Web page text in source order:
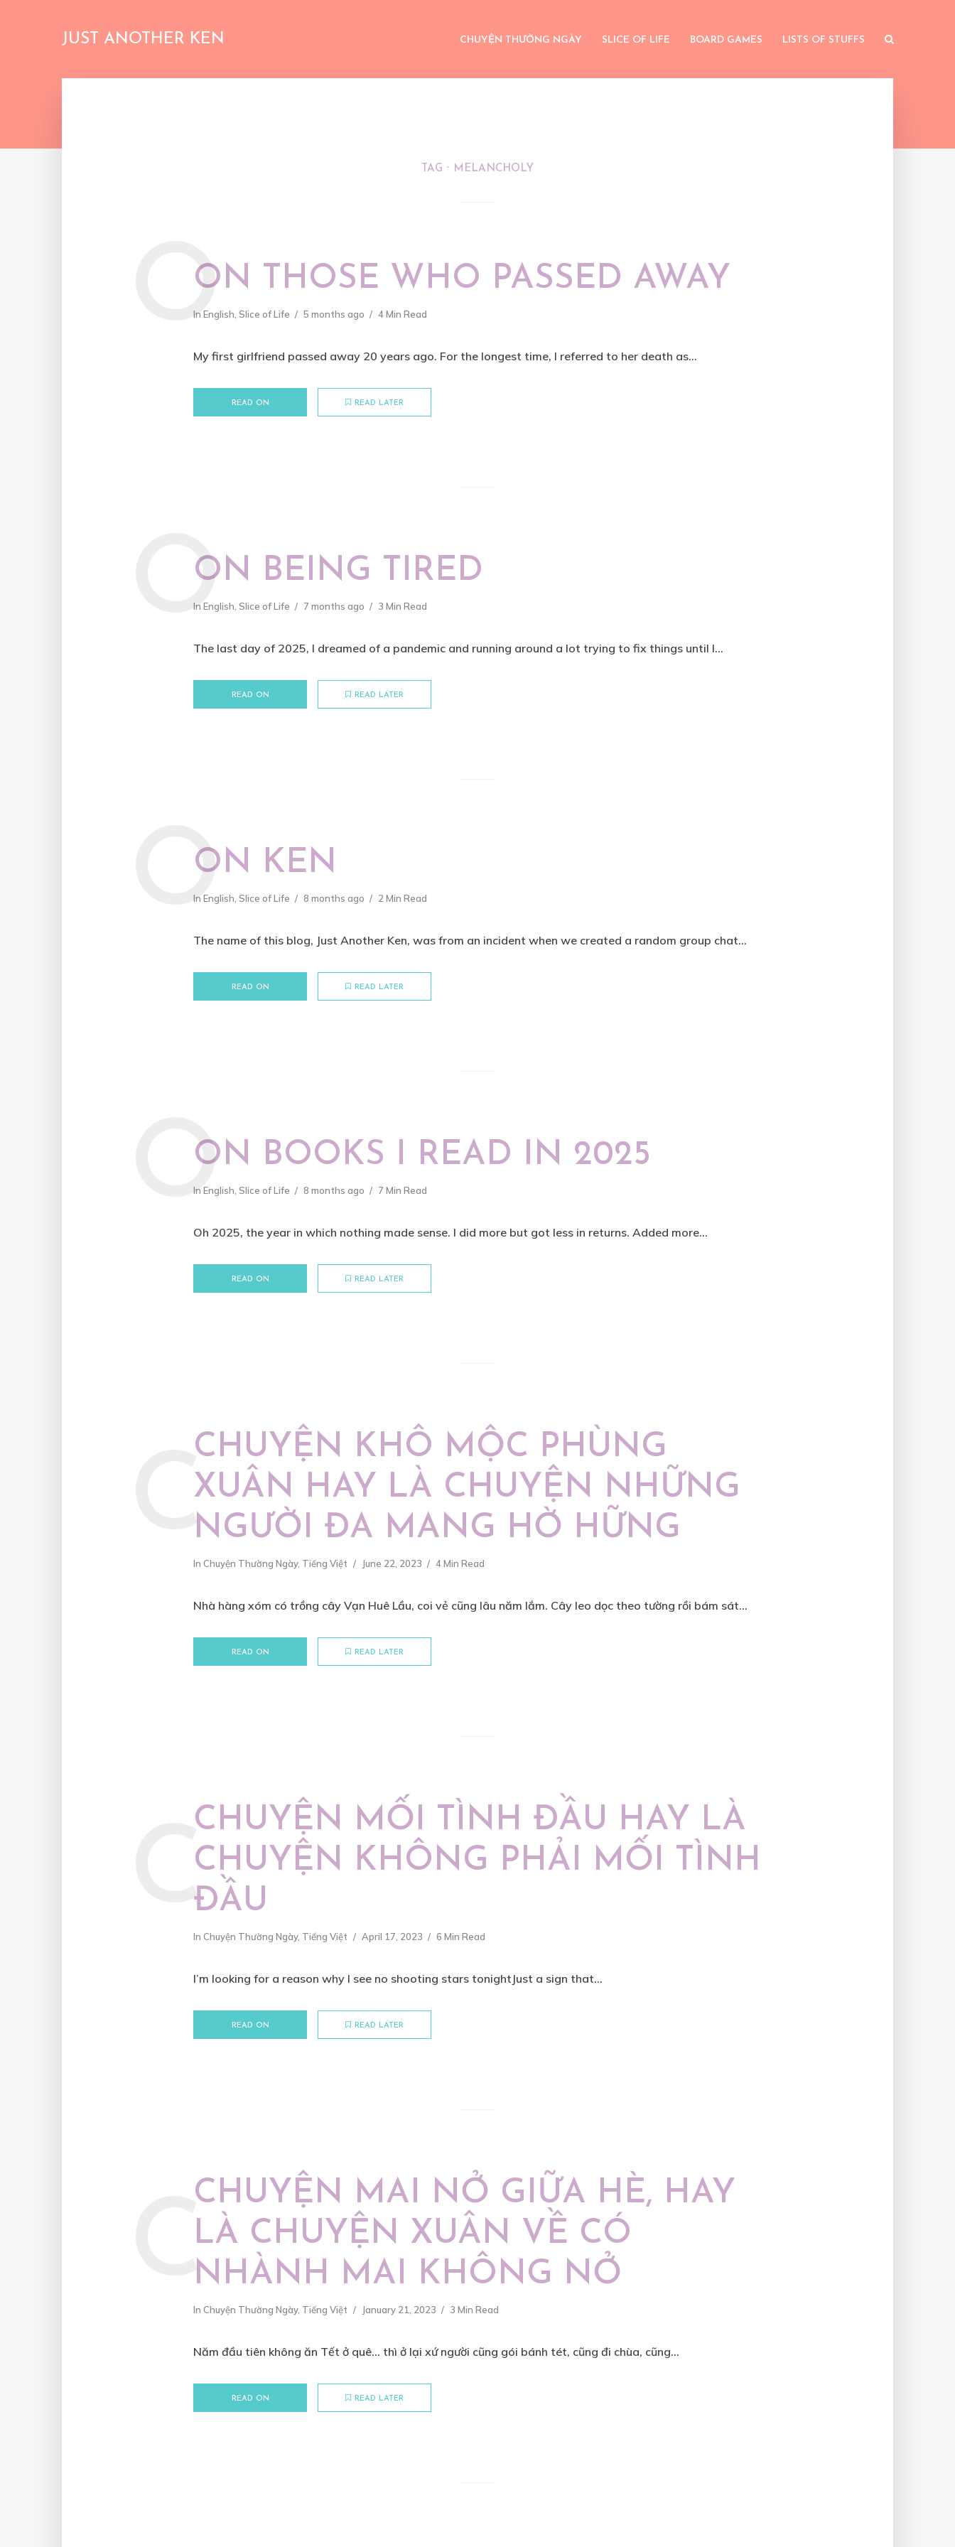
JUST ANOTHER KEN CHUYỆN THƯỜNG NGÀY SLICE OF LIFE BOARD GAMES LISTS OF STUFFS
TAG MELANCHOLY
ON THOSE WHO PASSED AWAY
In English Slice of Life 5 months ago 4 Min Read
O
My first girlfriend passed away 20 years ago. For the longest time, I referred to her death as...
READ ON READ LATER
ON BEING TIRED
In English Slice of Life 7 months ago 3 Min Read
O
The last day of 2025, I dreamed of a pandemic and running around a lot trying to fix things until I...
READ ON READ LATER
ON KEN
In English Slice of Life 8 months ago 2 Min Read
O
The name of this blog, Just Another Ken, was from an incident when we created a random group chat...
READ ON READ LATER
ON BOOKS I READ IN 2025
In English Slice of Life 8 months ago 7 Min Read
O
Oh 2025, the year in which nothing made sense. I did more but got less in returns. Added more...
READ ON READ LATER
CHUYỆN KHÔ MỘC PHÙNG
XUÂN HAY LÀ CHUYỆN NHỮNG
NGƯỜI ĐA MANG HỜ HỮNG
In Chuyện Thường Ngày, Tiếng Việt June 22, 2023 4 Min Read
C
Nhà hàng xóm có trồng cây Vạn Huê Lầu, coi vẻ cũng lâu năm lắm. Cây leo dọc theo tường rồi bám sát...
READ ON READ LATER
CHUYỆN MỐI TÌNH ĐẦU HAY LÀ
CHUYỆN KHÔNG PHẢI MỐI TÌNH
ĐẦU
In Chuyện Thường Ngày, Tiếng Việt April 17, 2023 6 Min Read
C
I’m looking for a reason why I see no shooting stars tonightJust a sign that...
READ ON READ LATER
CHUYỆN MAI NỞ GIỮA HÈ, HAY
LÀ CHUYỆN XUÂN VỀ CÓ
NHÀNH MAI KHÔNG NỞ
In Chuyện Thường Ngày, Tiếng Việt January 21, 2023 3 Min Read
C
Năm đầu tiên không ăn Tết ở quê… thì ở lại xứ người cũng gói bánh tét, cũng đi chùa, cũng...
READ ON READ LATER